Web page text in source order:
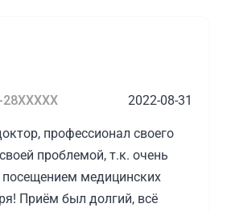
2022-08-31
профессионал своего
проблемой, т.к. очень
медицинских
Приём был долгий, всё